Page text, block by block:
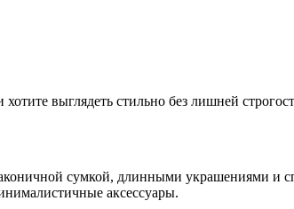
выглядеть стильно без лишней
сумкой, длинными украшениями и
аксессуары.